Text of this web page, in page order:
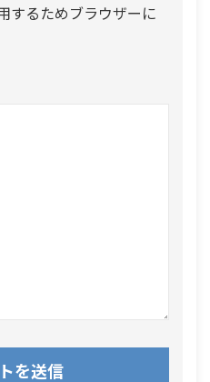
するためブラウザーに